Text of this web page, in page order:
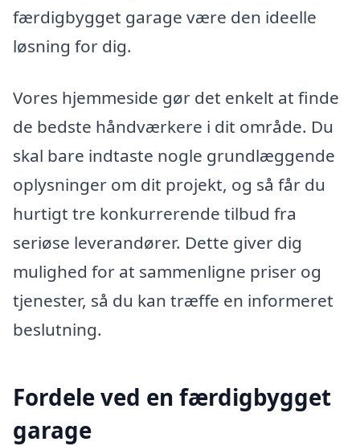
færdigbygget garage være den ideelle
løsning for dig.
Vores hjemmeside gør det enkelt at finde
de bedste håndværkere i dit område. Du
skal bare indtaste nogle grundlæggende
oplysninger om dit projekt, og så får du
hurtigt tre konkurrerende tilbud fra
seriøse leverandører. Dette giver dig
mulighed for at sammenligne priser og
tjenester, så du kan træffe en informeret
beslutning.
Fordele ved en færdigbygget
garage